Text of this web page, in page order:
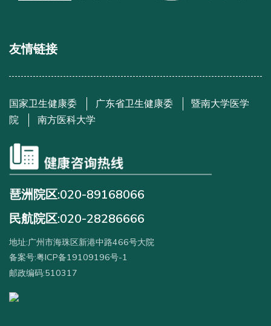
友情链接
国家卫生健康委 广东省卫生健康委
暨南大学医学
院
南方医科大学
琶洲院区:020-89168066
民航院区:020-28286666
地址:广州市海珠区新港中路466号大院
备案号:粤ICP备19109196号-1
邮政编码:510317